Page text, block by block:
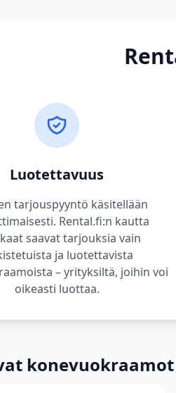
Luotettavuus
tarjouspyyntö käsitellään
Rental.fi:n kautta
saavat tarjouksia vain
ja luotettavista
– yrityksiltä, joihin voi
oikeasti luottaa.
konevuokraamot